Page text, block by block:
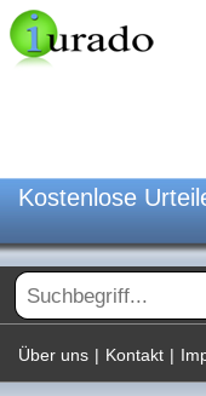
Kostenlose
Über uns | Kontakt |